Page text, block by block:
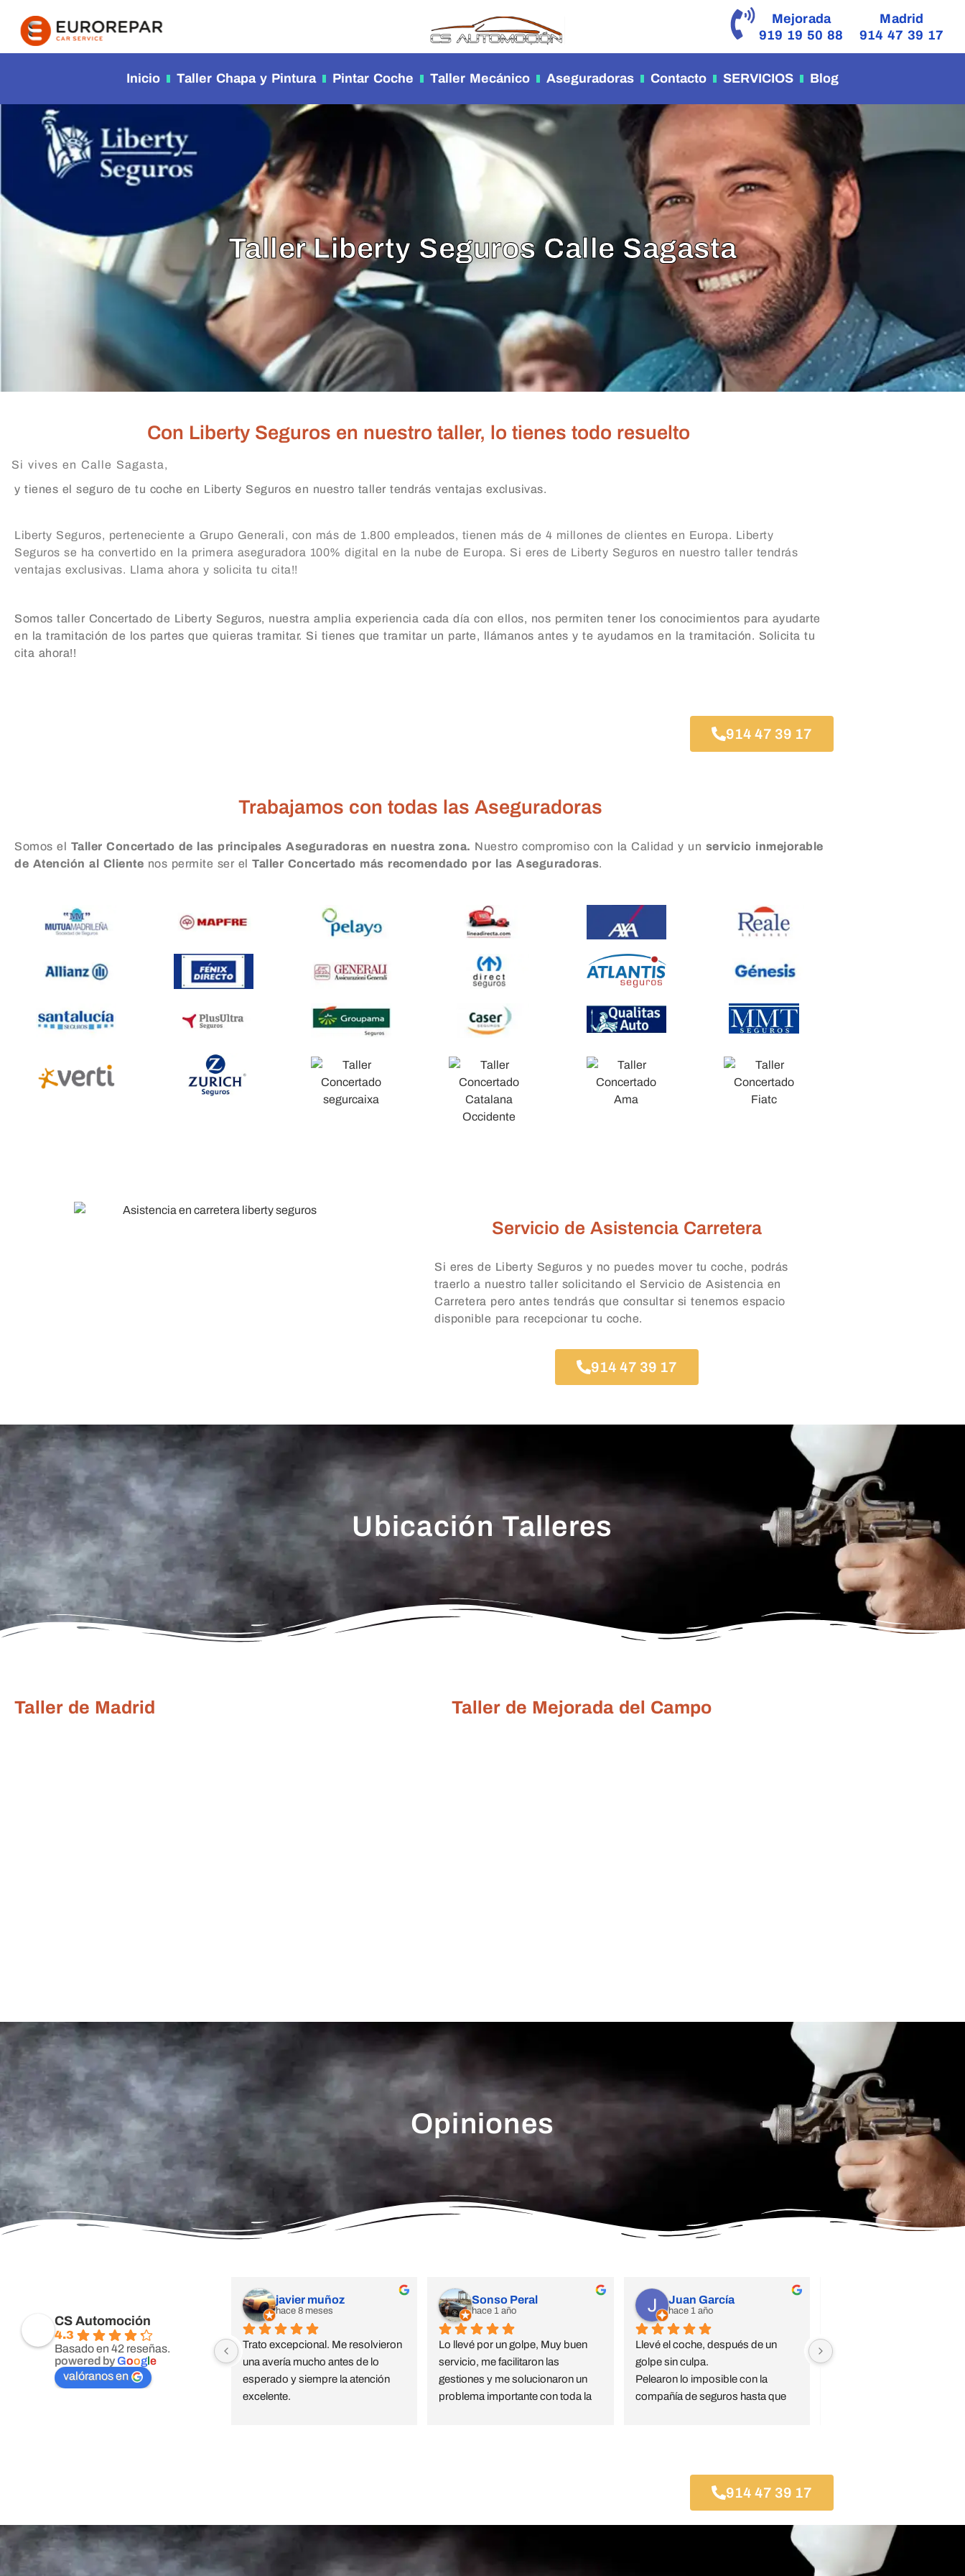
Mejorada
919 19 50 88
Madrid
914 47 39 17
Inicio Taller Chapa y Pintura Pintar Coche Taller Mecánico Aseguradoras Contacto SERVICIOS Blog
Taller Liberty Seguros Calle Sagasta
Con Liberty Seguros en nuestro taller, lo tienes todo resuelto
Si vives en Calle Sagasta,
y tienes el seguro de tu coche en Liberty Seguros en nuestro taller tendrás ventajas exclusivas.
Liberty Seguros, perteneciente a Grupo Generali, con más de 1.800 empleados, tienen más de 4 millones de clientes en Europa. Liberty
Seguros se ha convertido en la primera aseguradora 100% digital en la nube de Europa. Si eres de Liberty Seguros en nuestro taller tendrás
ventajas exclusivas. Llama ahora y solicita tu cita!!
Somos taller Concertado de Liberty Seguros, nuestra amplia experiencia cada día con ellos, nos permiten tener los conocimientos para ayudarte
en la tramitación de los partes que quieras tramitar. Si tienes que tramitar un parte, llámanos antes y te ayudamos en la tramitación. Solicita tu
cita ahora!!
914 47 39 17
Trabajamos con todas las Aseguradoras
Somos el Taller Concertado de las principales Aseguradoras en nuestra zona. Nuestro compromiso con la Calidad y un servicio inmejorable
de Atención al Cliente nos permite ser el Taller Concertado más recomendado por las Aseguradoras.
Servicio de Asistencia Carretera
Si eres de Liberty Seguros y no puedes mover tu coche, podrás
traerlo a nuestro taller solicitando el Servicio de Asistencia en
Carretera pero antes tendrás que consultar si tenemos espacio
disponible para recepcionar tu coche.
914 47 39 17
Ubicación Talleres
Taller de Madrid Taller de Mejorada del Campo
Opiniones
CS Automoción
4.3
Basado en 42 reseñas.
powered byGoogle
valóranos en
javier muñoz
hace 8 meses
Trato excepcional. Me resolvieron
una avería mucho antes de lo
esperado y siempre la atención
excelente.
Sonso Peral
hace 1 año
Lo llevé por un golpe, Muy buen
servicio, me facilitaron las
gestiones y me solucionaron un
problema importante con toda la
Juan García
hace 1 año
Llevé el coche, después de un
golpe sin culpa.
Pelearon lo imposible con la
compañía de seguros hasta que
Confianza ciega, trato
914 47 39 17